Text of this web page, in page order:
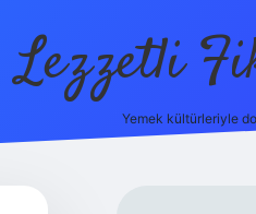
Lezzetli
Yemek kültürleriyle